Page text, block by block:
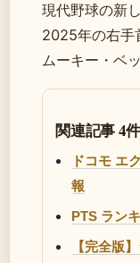
現代野球の新
2025年の右手
ムーキー・ベ
関連記事 4件
ドコモ エ
報
PTS ラン
【完全版